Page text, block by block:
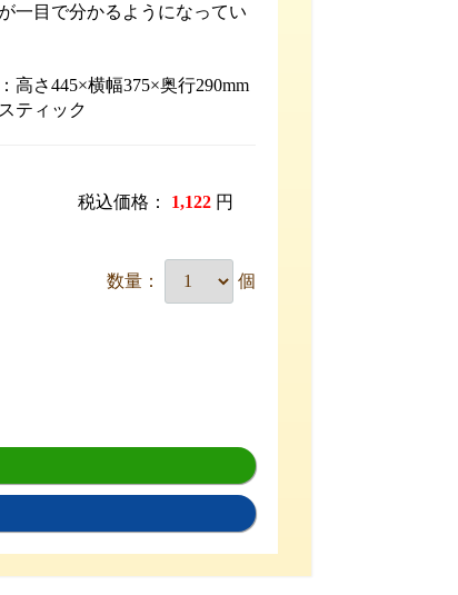
一目で分かるようになってい
高さ445×横幅375×奥行290mm
ティック
税込価格： 1,122 円
数量： 個